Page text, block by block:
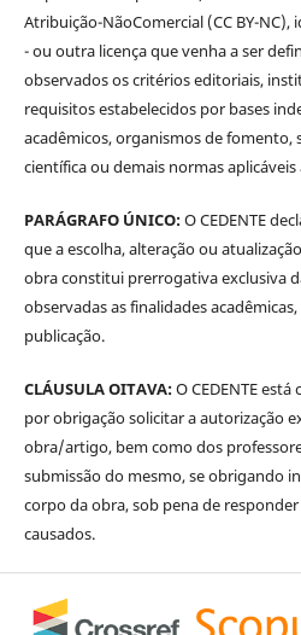
Atribuição-NãoComercial (CC BY-
- ou outra licença que venha a ser
observados os critérios editoriais,
requisitos estabelecidos por bases
acadêmicos, organismos de fomento,
científica ou demais normas
PARÁGRAFO ÚNICO:O CEDENTE
que a escolha, alteração ou
obra constitui prerrogativa exclusiva
observadas as finalidades
publicação.
CLÁUSULA OITAVA:O CEDENTE
por obrigação solicitar a autorização
obra/artigo, bem como dos
submissão do mesmo, se obrigando
corpo da obra, sob pena de
causados.